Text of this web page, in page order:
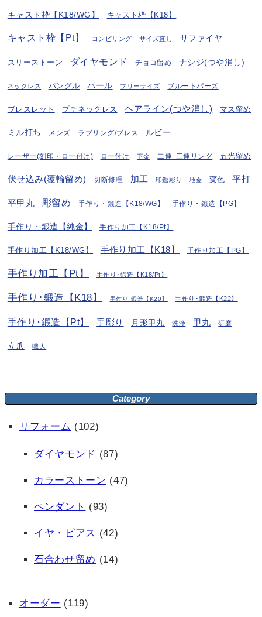
キャスト枠【K18/WG】 キャスト枠【K18】
キャスト枠【Pt】 コンビリング サイズ直し サファイヤ
スリーストーン ダイヤモンド チョコ留め ナシジ(つや消し)
ネックレス バングル パール フリーサイズ ブルートパーズ
ブレスレット プチネックレス ヘアライン(つや消し) マス留め
ミル打ち メンズ ラブリング/ブレス ルビー
レーザー(刻印・ロー付け) ロー付け 下金 二連･三連リング 五光留め
伏せ込み(覆輪留め) 切断修理 加工 印鑑彫り 地金 変色 平打
平甲丸 彫留め 手作り・鍛造【K18/WG】 手作り・鍛造【PG】
手作り・鍛造【純金】 手作り加工【K18/Pt】
手作り加工【K18/WG】 手作り加工【K18】 手作り加工【PG】
手作り加工【Pt】 手作り･鍛造【K18/Pt】
手作り･鍛造【K18】 手作り･鍛造【K20】 手作り･鍛造【K22】
手作り･鍛造【Pt】 手彫り 月形甲丸 洗浄 甲丸 研磨
立爪 職人
Category
リフォーム (102)
ダイヤモンド (87)
カラーストーン (47)
ペンダント (93)
イヤ・ピアス (42)
石合わせ留め (14)
オーダー (119)